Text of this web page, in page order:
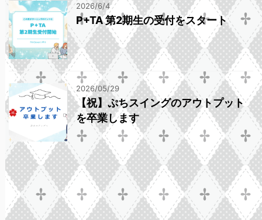
2026/6/4
P+TA 第2期生の受付をスタート
2026/05/29
【祝】ぷちスイングのアウトプット
を卒業します